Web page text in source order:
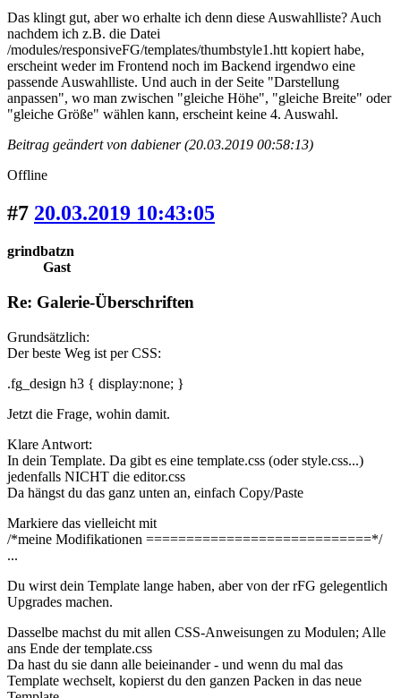
Das klingt gut, aber wo erhalte ich denn diese Auswahlliste? Auch
nachdem ich z.B. die Datei
/modules/responsiveFG/templates/thumbstyle1.htt kopiert habe,
erscheint weder im Frontend noch im Backend irgendwo eine
passende Auswahlliste. Und auch in der Seite "Darstellung
anpassen", wo man zwischen "gleiche Höhe", "gleiche Breite" oder
"gleiche Größe" wählen kann, erscheint keine 4. Auswahl.
Beitrag geändert von dabiener (20.03.2019 00:58:13)
Offline
#7 20.03.2019 10:43:05
grindbatzn
Gast
Re: Galerie-Überschriften
Grundsätzlich:
Der beste Weg ist per CSS:
.fg_design h3 { display:none; }
Jetzt die Frage, wohin damit.
Klare Antwort:
In dein Template. Da gibt es eine template.css (oder style.css...)
jedenfalls NICHT die editor.css
Da hängst du das ganz unten an, einfach Copy/Paste
Markiere das vielleicht mit
/*meine Modifikationen ============================*/
...
Du wirst dein Template lange haben, aber von der rFG gelegentlich
Upgrades machen.
Dasselbe machst du mit allen CSS-Anweisungen zu Modulen; Alle
ans Ende der template.css
Da hast du sie dann alle beieinander - und wenn du mal das
Template wechselt, kopierst du den ganzen Packen in das neue